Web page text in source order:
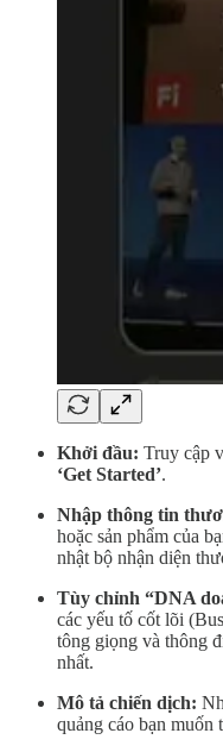
Khởi đầu: Truy cập
‘Get Started’.
Nhập thông tin
hoặc sản phẩm của
nhật bộ nhận diện
Tùy chỉnh “DNA
các yếu tố cốt lõi
tông giọng và thông
nhất.
Mô tả chiến dịch:
quảng cáo bạn muốn